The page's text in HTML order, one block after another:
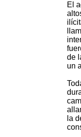
El
de
un
la